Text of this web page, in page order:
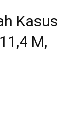
Kasus
M,